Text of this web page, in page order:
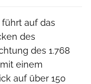
führt auf das
des
des 1.768
einem
auf über 150